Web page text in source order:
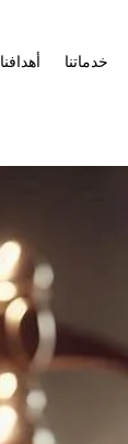
خدماتنا أهدافنا